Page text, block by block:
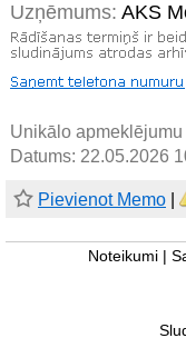
Uzņēmums: AKS
Unikālo apmeklējumu
Datums: 22.05.2026
Pievienot Memo
Noteikumi